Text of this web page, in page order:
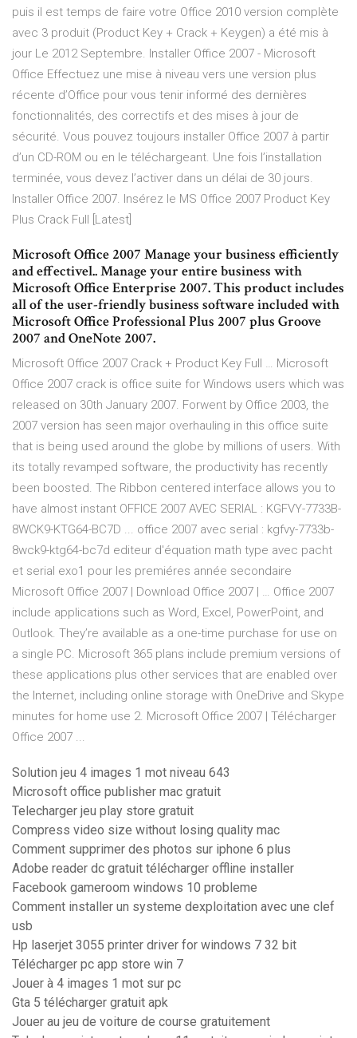
puis il est temps de faire votre Office 2010 version complète
avec 3 produit (Product Key + Crack + Keygen) a été mis à
jour Le 2012 Septembre. Installer Office 2007 - Microsoft
Office Effectuez une mise à niveau vers une version plus
récente d’Office pour vous tenir informé des dernières
fonctionnalités, des correctifs et des mises à jour de
sécurité. Vous pouvez toujours installer Office 2007 à partir
d’un CD-ROM ou en le téléchargeant. Une fois l’installation
terminée, vous devez l’activer dans un délai de 30 jours.
Installer Office 2007. Insérez le MS Office 2007 Product Key
Plus Crack Full [Latest]
Microsoft Office 2007 Manage your business efficiently
and effectivel.. Manage your entire business with
Microsoft Office Enterprise 2007. This product includes
all of the user-friendly business software included with
Microsoft Office Professional Plus 2007 plus Groove
2007 and OneNote 2007.
Microsoft Office 2007 Crack + Product Key Full … Microsoft
Office 2007 crack is office suite for Windows users which was
released on 30th January 2007. Forwent by Office 2003, the
2007 version has seen major overhauling in this office suite
that is being used around the globe by millions of users. With
its totally revamped software, the productivity has recently
been boosted. The Ribbon centered interface allows you to
have almost instant OFFICE 2007 AVEC SERIAL : KGFVY-7733B-
8WCK9-KTG64-BC7D ... office 2007 avec serial : kgfvy-7733b-
8wck9-ktg64-bc7d editeur d'équation math type avec pacht
et serial exo1 pour les premiéres année secondaire
Microsoft Office 2007 | Download Office 2007 | … Office 2007
include applications such as Word, Excel, PowerPoint, and
Outlook. They’re available as a one-time purchase for use on
a single PC. Microsoft 365 plans include premium versions of
these applications plus other services that are enabled over
the Internet, including online storage with OneDrive and Skype
minutes for home use 2. Microsoft Office 2007 | Télécharger
Office 2007 ...
Solution jeu 4 images 1 mot niveau 643
Microsoft office publisher mac gratuit
Telecharger jeu play store gratuit
Compress video size without losing quality mac
Comment supprimer des photos sur iphone 6 plus
Adobe reader dc gratuit télécharger offline installer
Facebook gameroom windows 10 probleme
Comment installer un systeme dexploitation avec une clef
usb
Hp laserjet 3055 printer driver for windows 7 32 bit
Télécharger pc app store win 7
Jouer à 4 images 1 mot sur pc
Gta 5 télécharger gratuit apk
Jouer au jeu de voiture de course gratuitement